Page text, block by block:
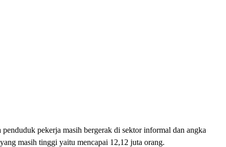
pekerja masih bergerak di sektor informal dan angka
masih tinggi yaitu mencapai 12,12 juta orang.